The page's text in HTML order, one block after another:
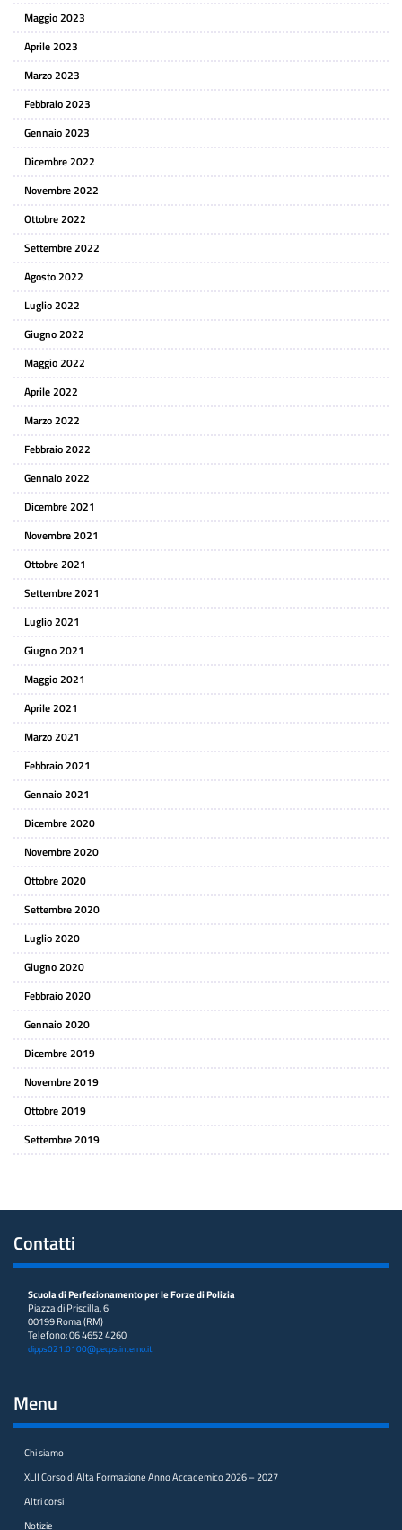
Maggio 2023
Aprile 2023
Marzo 2023
Febbraio 2023
Gennaio 2023
Dicembre 2022
Novembre 2022
Ottobre 2022
Settembre 2022
Agosto 2022
Luglio 2022
Giugno 2022
Maggio 2022
Aprile 2022
Marzo 2022
Febbraio 2022
Gennaio 2022
Dicembre 2021
Novembre 2021
Ottobre 2021
Settembre 2021
Luglio 2021
Giugno 2021
Maggio 2021
Aprile 2021
Marzo 2021
Febbraio 2021
Gennaio 2021
Dicembre 2020
Novembre 2020
Ottobre 2020
Settembre 2020
Luglio 2020
Giugno 2020
Febbraio 2020
Gennaio 2020
Dicembre 2019
Novembre 2019
Ottobre 2019
Settembre 2019
Contatti
Scuola di Perfezionamento per le Forze di Polizia
Piazza di Priscilla, 6
00199 Roma (RM)
Telefono: 06 4652 4260
dipps021.0100@pecps.interno.it
Menu
Chi siamo
XLII Corso di Alta Formazione Anno Accademico 2026 – 2027
Altri corsi
Notizie